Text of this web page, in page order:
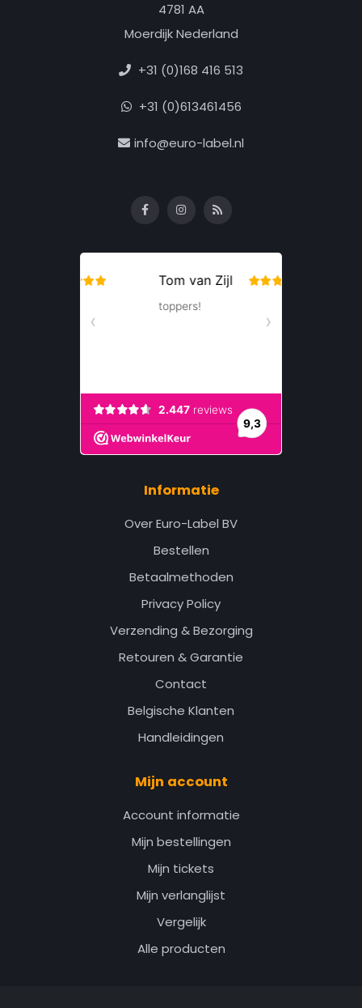
4781 AA
Moerdijk Nederland
+31 (0)168 416 513
+31 (0)613461456
info@euro-label.nl
Informatie
Over Euro-Label BV
Bestellen
Betaalmethoden
Privacy Policy
Verzending & Bezorging
Retouren & Garantie
Contact
Belgische Klanten
Handleidingen
Mijn account
Account informatie
Mijn bestellingen
Mijn tickets
Mijn verlanglijst
Vergelijk
Alle producten